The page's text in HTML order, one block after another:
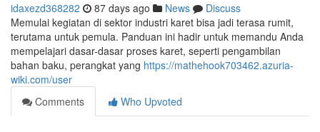
idaxezd368282 87 days ago News
Discuss
Memulai kegiatan di sektor industri karet bisa jadi terasa rumit,
terutama untuk pemula. Panduan ini hadir untuk memandu Anda
mempelajari dasar-dasar proses karet, seperti pengambilan
bahan baku, perangkat yang https://mathehook703462.azuria-
wiki.com/user
Comments
Who Upvoted